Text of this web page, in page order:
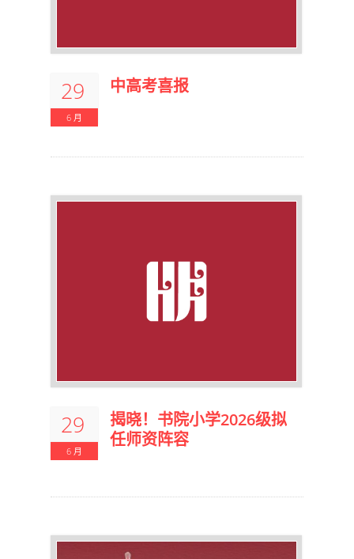
29
6 月
中高考喜报
29
6 月
揭晓！书院小学2026级拟
任师资阵容